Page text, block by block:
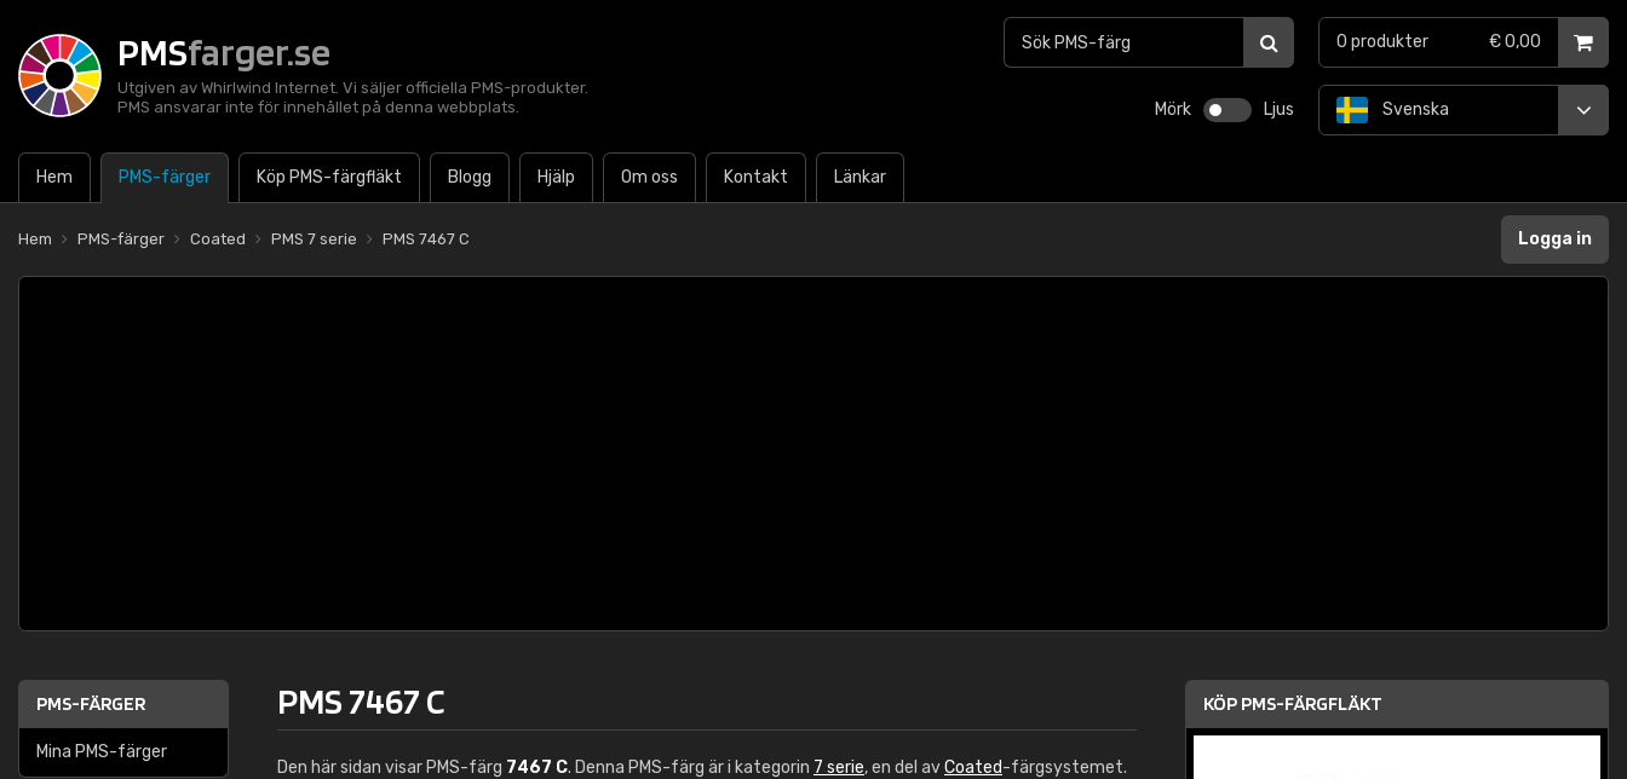
PMSfarger.se
Utgiven av Whirlwind Internet. Vi säljer officiella PMS-produkter.
PMS ansvarar inte för innehållet på denna webbplats.
Mörk Ljus
Hem PMS-färger Köp PMS-färgfläkt Blogg Hjälp Om oss Kontakt Länkar
Svenska
0 produkter € 0,00
Hem PMS-färger Coated PMS 7 serie PMS 7467 C Logga in
PMS-FÄRGER
Mina PMS-färger
PMS 7467 C
Den här sidan visar PMS-färg 7467 C. Denna PMS-färg är i kategorin 7 serie, en del avCoated-färgsystemet.
KÖP PMS-FÄRGFLÄKT